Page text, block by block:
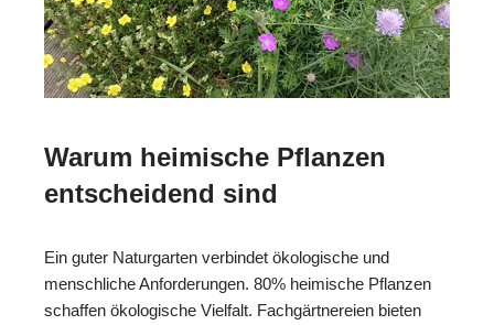
Warum heimische Pflanzen
entscheidend sind
Ein guter Naturgarten verbindet ökologische und
menschliche Anforderungen. 80% heimische Pflanzen
schaffen ökologische Vielfalt. Fachgärtnereien bieten